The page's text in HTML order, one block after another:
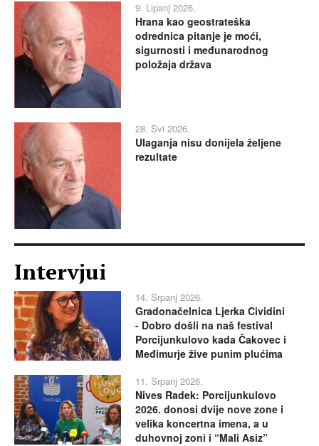
9. Lipanj 2026.
Hrana kao geostrateška
odrednica pitanje je moći,
sigurnosti i međunarodnog
položaja država
28. Svi 2026.
Ulaganja nisu donijela željene
rezultate
Intervjui
14. Srpanj 2026.
Gradonačelnica Ljerka Cividini
- Dobro došli na naš festival
Porcijunkulovo kada Čakovec i
Međimurje žive punim plućima
11. Srpanj 2026.
Nives Radek: Porcijunkulovo
2026. donosi dvije nove zone i
velika koncertna imena, a u
duhovnoj zoni i “Mali Asiz”